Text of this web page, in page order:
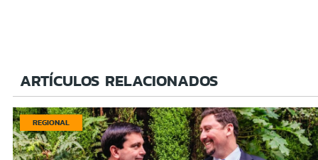
ARTÍCULOS RELACIONADOS
REGIONAL